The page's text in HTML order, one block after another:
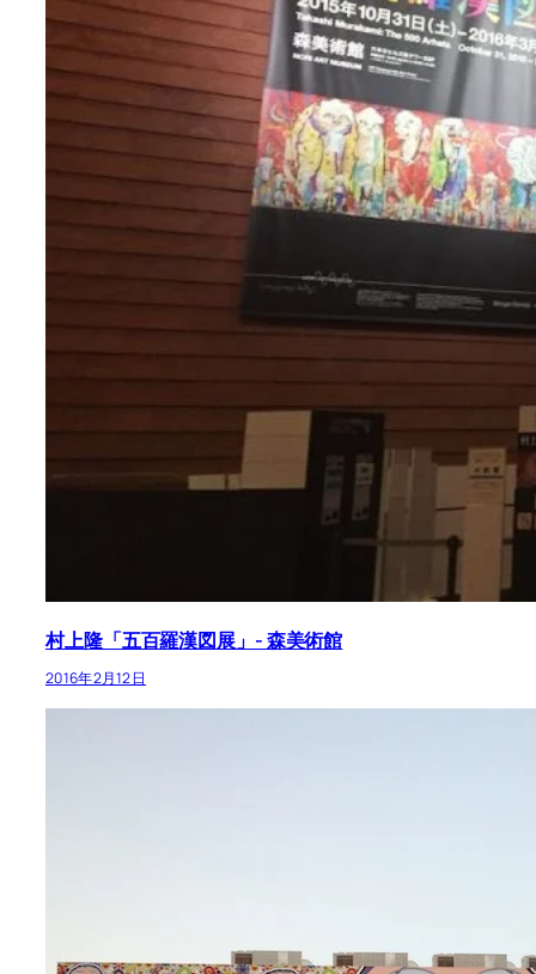
村上隆「五百羅漢図展」- 森美術館
2016年2月12日